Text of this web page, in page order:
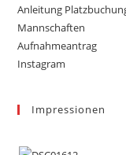
Anleitung
Mannschaften
Aufnahmeantrag
Instagram
Impressionen